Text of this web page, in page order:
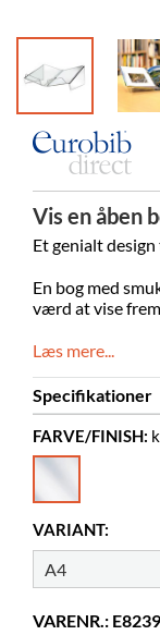
Vis en åben
Et genialt
En bog med
værd at vise
Læs mere...
Specifikationer
Bredde
Dybde
Farve
Materiale
FARVE/FINISH:
VARIANT:
VARENR.: